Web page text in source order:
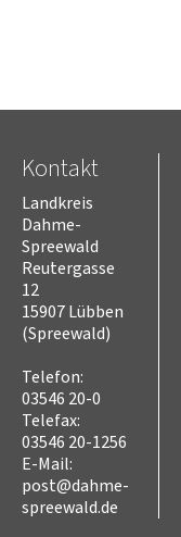
Kontakt
Landkreis
Dahme-
Spreewald
Reutergasse
12
15907 Lübben
(Spreewald)
Telefon:
03546 20-0
Telefax:
03546 20-1256
E-Mail:
post@dahme-
spreewald.de